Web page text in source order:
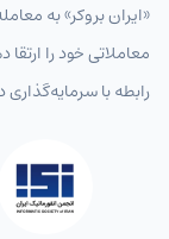
«ایران بروکر» به
معاملاتی خود را
رابطه با